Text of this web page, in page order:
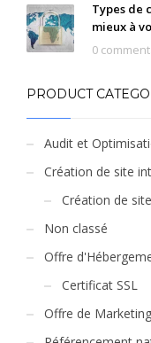
Types de
mieux à
0
PRODUCT
Audit et
Création de site
Création de
Non classé
Offre
Certificat SSL
Offre de